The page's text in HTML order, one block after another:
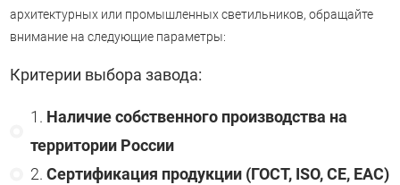
архитектурных или промышленных светильников, обращайте
внимание на следующие параметры:
Критерии выбора завода:
Наличие собственного производства на
территории России
Сертификация продукции (ГОСТ, ISO, CE, EAC)